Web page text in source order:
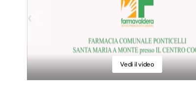
Vedi il video